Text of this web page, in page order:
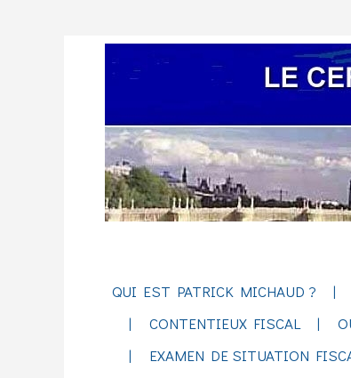
QUI EST PATRICK MICHAUD ?
CONTENTIEUX FISCAL
EXAMEN DE SITUATION